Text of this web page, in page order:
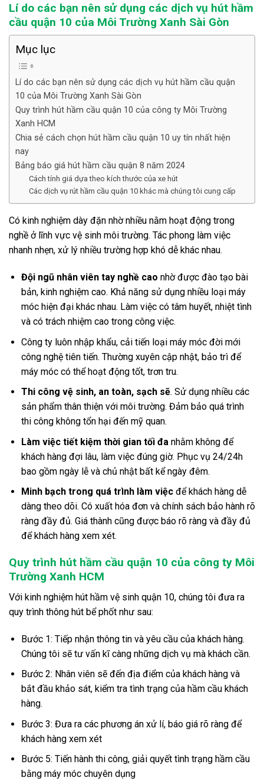
Lí do các bạn nên sử dụng các dịch vụ hút hầm
cầu quận 10 của Môi Trường Xanh Sài Gòn
Mục lục
Lí do các bạn nên sử dụng các dịch vụ hút hầm cầu quận
10 của Môi Trường Xanh Sài Gòn
Quy trình hút hầm cầu quận 10 của công ty Môi Trường
Xanh HCM
Chia sẻ cách chọn hút hầm cầu quận 10 uy tín nhất hiện
nay
Bảng báo giá hút hầm cầu quận 8 năm 2024
Cách tính giá dựa theo kích thước của xe hút
Các dịch vụ rút hầm cầu quận 10 khác mà chúng tôi cung cấp
Có kinh nghiệm dày đặn nhờ nhiều nằm hoạt động trong
nghề ở lĩnh vực vệ sinh môi trường. Tác phong làm việc
nhanh nhẹn, xử lý nhiều trường hợp khó dễ khác nhau.
Đội ngũ nhân viên tay nghề cao nhờ được đào tạo bài
bản, kinh nghiệm cao. Khả năng sử dụng nhiều loại máy
móc hiện đại khác nhau. Làm việc có tâm huyết, nhiệt tình
và có trách nhiệm cao trong công việc.
Công ty luôn nhập khẩu, cải tiến loại máy móc đời mới
công nghệ tiên tiến. Thường xuyên cập nhật, bảo trì để
máy móc có thể hoạt động tốt, trơn tru.
Thi công vệ sinh, an toàn, sạch sẽ. Sử dụng nhiều các
sản phẩm thân thiện với môi trường. Đảm bảo quá trình
thi công không tổn hại đến mỹ quan.
Làm việc tiết kiệm thời gian tối đa nhằm không để
khách hàng đợi lâu, làm việc đúng giờ. Phục vụ 24/24h
bao gồm ngày lễ và chủ nhật bất kể ngày đêm.
Minh bạch trong quá trình làm việcđể khách hàng dễ
dàng theo dõi. Có xuất hóa đơn và chính sách bảo hành rõ
ràng đầy đủ. Giá thành cũng được báo rõ ràng và đầy đủ
để khách hàng xem xét.
Quy trình hút hầm cầu quận 10 của công ty Môi
Trường Xanh HCM
Với kinh nghiệm hút hầm vệ sinh quận 10, chúng tôi đưa ra
quy trình thông hút bể phốt như sau:
Bước 1: Tiếp nhận thông tin và yêu cầu của khách hàng.
Chúng tôi sẽ tư vấn kĩ càng những dịch vụ mà khách cần.
Bước 2: Nhân viên sẽ đến địa điểm của khách hàng và
bắt đầu khảo sát, kiểm tra tình trạng của hầm cầu khách
hàng.
Bước 3: Đưa ra các phương án xử lí, báo giá rõ ràng để
khách hàng xem xét
Bước 5: Tiến hành thi công, giải quyết tình trạng hầm cầu
bằng máy móc chuyên dụng